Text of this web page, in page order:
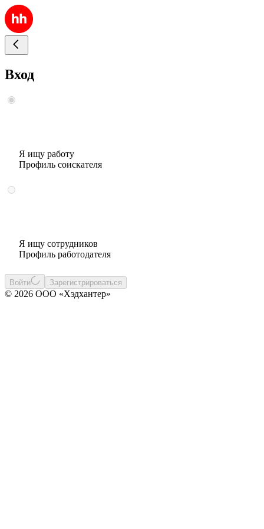
Вход
Я ищу работу
Профиль соискателя
Я ищу сотрудников
Профиль работодателя
Войти Зарегистрироваться
© 2026 ООО «Хэдхантер»